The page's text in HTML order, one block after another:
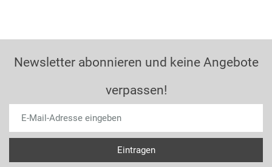
Newsletter abonnieren und keine Angebote
verpassen!